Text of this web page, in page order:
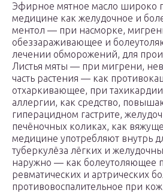
Эфирное мятное масло широко
медицине как желудочное и
ментол — при насморке,
обеззараживающее и
лечении обморожений, для
Листья мяты — при мигрени,
часть растения — как
отхаркивающее, при
аллергии, как средство,
гиперацидном гастрите,
печёночных коликах, как
медицине употребляют внутрь
туберкулёза лёгких и
наружно — как болеутоляющее
ревматических и артрических
противовоспалительное при